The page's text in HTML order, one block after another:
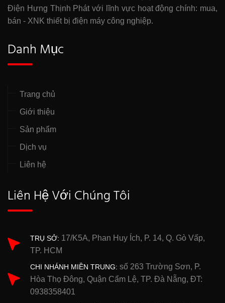
Điện Hưng Thịnh Phát với lĩnh vực hoạt động chính: mua,
bán - XNK thiết bị điện máy công nghiệp.
Danh Mục
Trang chủ
Giới thiệu
Sản phẩm
Dịch vụ
Liên hệ
Liên Hệ Với Chúng Tôi
TRỤ SỞ: 17/K5A, Phan Huy Ích, P. 14, Q. Gò Vấp,
TP. HCM
CHI NHÁNH MIỀN TRUNG: số 263 Trường Sơn, P.
Hòa Thọ Đông, Quận Cẩm Lệ, TP. Đà Nẵng, ĐT:
0938358401